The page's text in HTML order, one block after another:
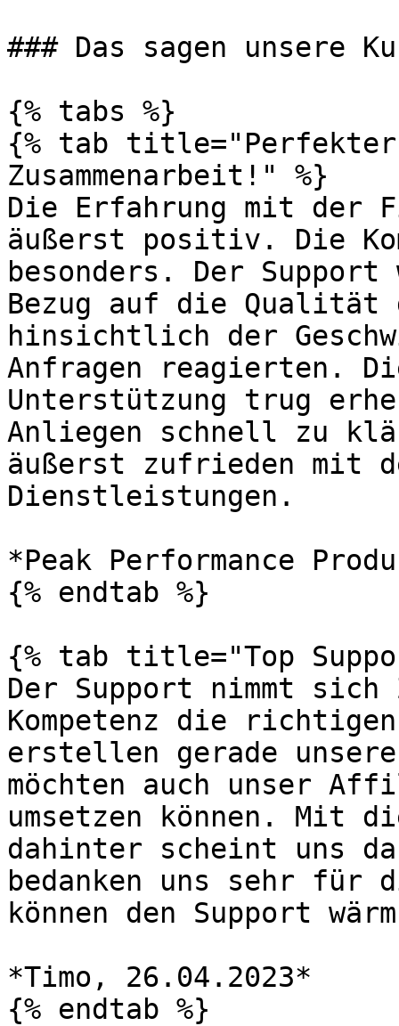
### Das sagen unsere
{% tabs %}
{% tab title="Perfekter
Zusammenarbeit!" %}
Die Erfahrung mit der
äußerst positiv. Die
besonders. Der
Bezug auf die Qualität
hinsichtlich der
Anfragen reagierten.
Unterstützung trug
Anliegen schnell zu
äußerst zufrieden mit
Dienstleistungen.
*Peak Performance
{% endtab %}
{% tab title="Top
Der Support nimmt
Kompetenz die
erstellen gerade
möchten auch unser
umsetzen können. Mit
dahinter scheint uns
bedanken uns sehr für
können den Support
*Timo, 26.04.2023*
{% endtab %}